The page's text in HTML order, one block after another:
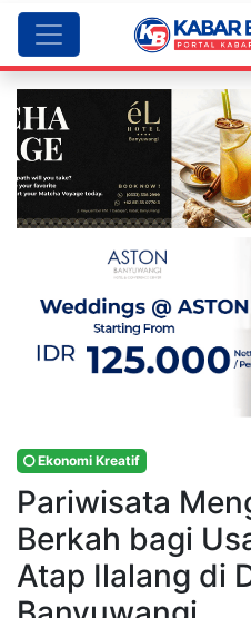
Ekonomi Kreatif
Pariwisata
Berkah bagi
Atap Ilalang di